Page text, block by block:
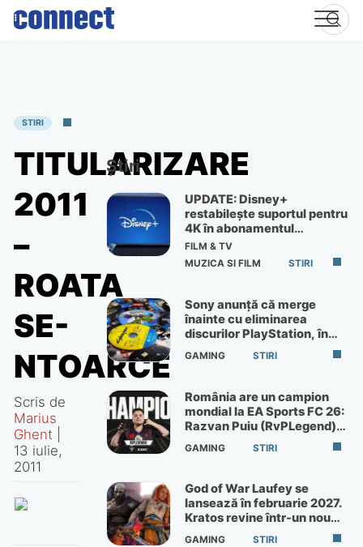
Skip
STIRI
TITULARIZARE
2011
–
ROATA
SE-
NTOARCE
Scris de
Marius
Ghent
13 iulie,
2011
Știri
UPDATE: Disney+
restabilește suportul pentru
4K în abonamentul
Premium
FILM & TV
MUZICA SI FILM
STIRI
Sony anunță că merge
înainte cu eliminarea
discurilor PlayStation, în
ciuda protestelor
GAMING STIRI
România are un campion
mondial la EA Sports FC 26:
Razvan Puiu (RvPLegend)
câștigă turneul de la Paris
GAMING STIRI
God of War Laufey se
lansează în februarie 2027.
Kratos revine într-un nou
God of War
GAMING STIRI